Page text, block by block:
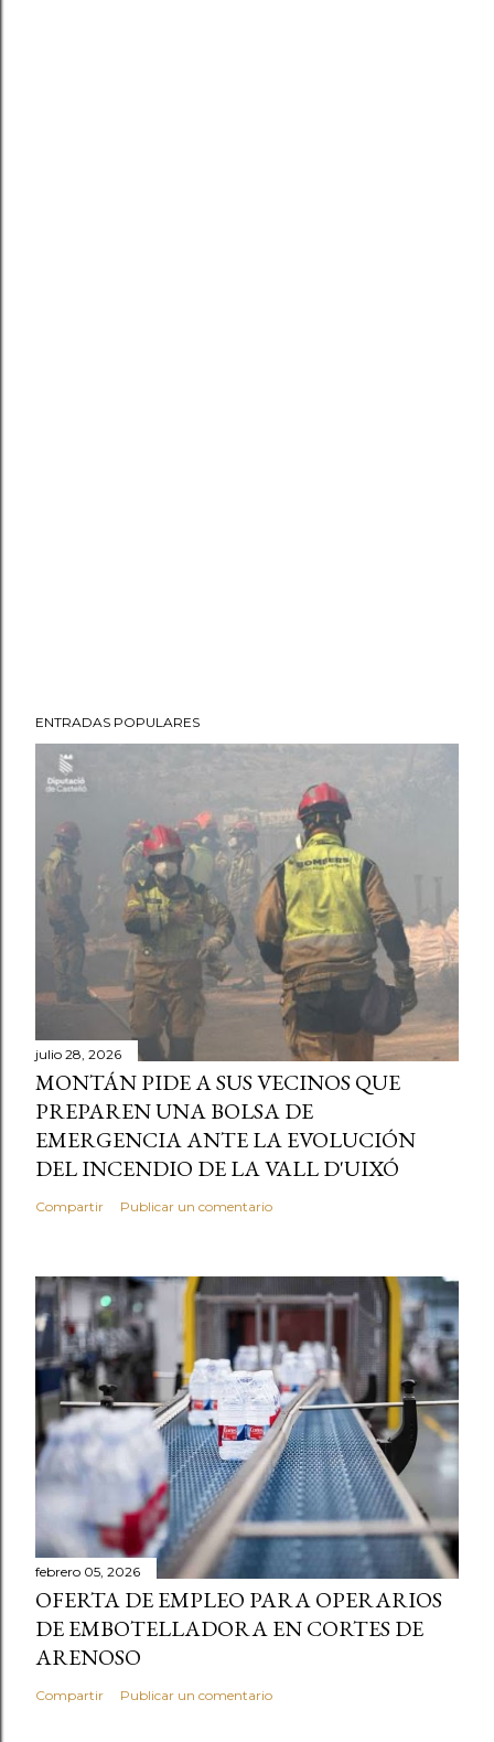
ENTRADAS POPULARES
julio 28, 2026
MONTÁN PIDE A SUS VECINOS QUE
PREPAREN UNA BOLSA DE
EMERGENCIA ANTE LA EVOLUCIÓN
DEL INCENDIO DE LA VALL D'UIXÓ
Compartir Publicar un comentario
febrero 05, 2026
OFERTA DE EMPLEO PARA OPERARIOS
DE EMBOTELLADORA EN CORTES DE
ARENOSO
Compartir Publicar un comentario